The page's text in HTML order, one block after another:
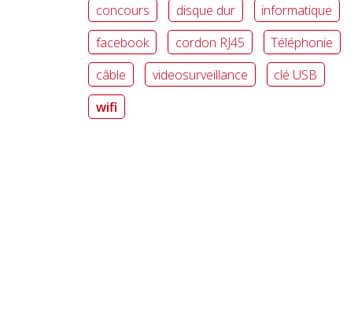
concours disque dur
informatique
facebook
cordon RJ45
Téléphonie
câble
videosurveillance
clé USB
wifi